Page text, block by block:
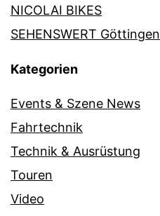
NICOLAI BIKES
SEHENSWERT Göttingen
Kategorien
Events & Szene News
Fahrtechnik
Technik & Ausrüstung
Touren
Video